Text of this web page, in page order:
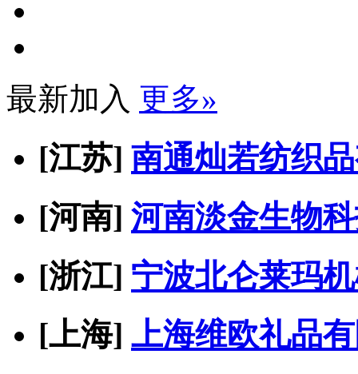
最新加入 更多»
[江苏] 南通灿若纺织
[河南] 河南淡金生物
[浙江] 宁波北仑莱玛
[上海] 上海维欧礼品